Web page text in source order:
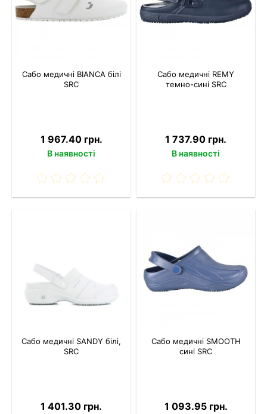
Сабо медичні BIANCA білі
SRC
1 967.40 грн.
В наявності
Сабо медичні REMY
темно-сині SRC
1 737.90 грн.
В наявності
Сабо медичні SANDY білі,
SRC
1 401.30 грн.
Сабо медичні SMOOTH
сині SRC
1 093.95 грн.